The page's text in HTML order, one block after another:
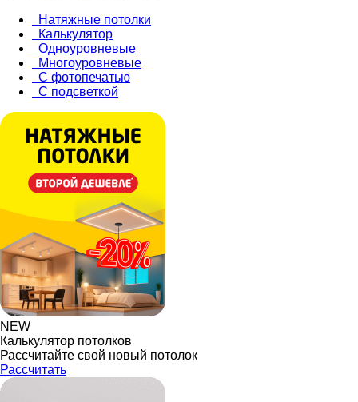
Натяжные потолки
Калькулятор
Одноуровневые
Многоуровневые
С фотопечатью
С подсветкой
NEW
Калькулятор потолков
Рассчитайте свой новый потолок
Рассчитать